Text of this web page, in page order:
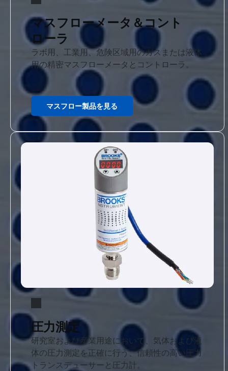
マスフローメータ＆コント
ローラ
ラボ用、工業用、危険区域用のガスまたは液体
用の精密マスフローメータとコントローラ。
マスフロー製品を見る
圧力測定
研究室および産業用途において、気体および液
体の圧力測定を正確に行う、信頼性の高い圧力
トランスデューサーと圧力計。